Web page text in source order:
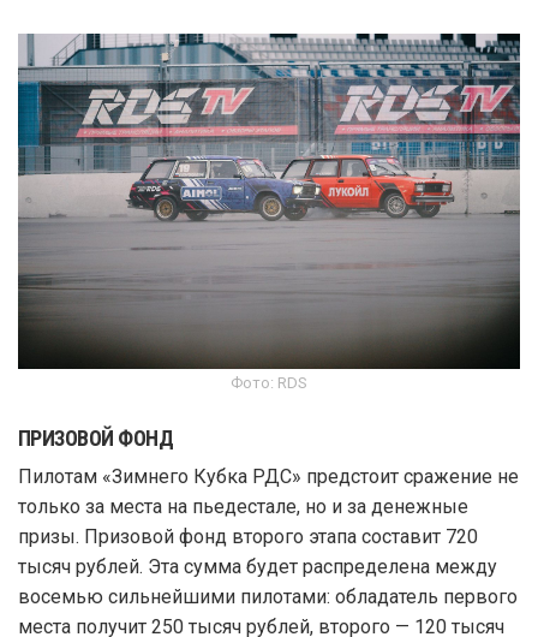
Фото: RDS
ПРИЗОВОЙ ФОНД
Пилотам «Зимнего Кубка РДС» предстоит сражение не
только за места на пьедестале, но и за денежные
призы. Призовой фонд второго этапа составит 720
тысяч рублей. Эта сумма будет распределена между
восемью сильнейшими пилотами: обладатель первого
места получит 250 тысяч рублей, второго — 120 тысяч